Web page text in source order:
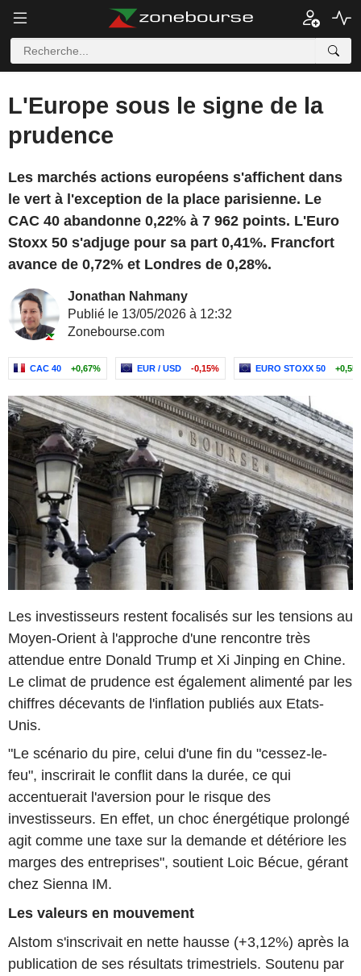
L'Europe sous le signe de la
prudence
Les marchés actions européens s'affichent dans
le vert à l'exception de la place parisienne. Le
CAC 40 abandonne 0,22% à 7 962 points. L'Euro
Stoxx 50 s'adjuge pour sa part 0,41%. Francfort
avance de 0,72% et Londres de 0,28%.
Jonathan Nahmany
Publié le 13/05/2026 à 12:32
Zonebourse.com
CAC 40 +0,67% EUR / USD -0,15% EURO STOXX 50
Les investisseurs restent focalisés sur les tensions au
Moyen-Orient à l'approche d'une rencontre très
attendue entre Donald Trump et Xi Jinping en Chine.
Le climat de prudence est également alimenté par les
chiffres décevants de l'inflation publiés aux Etats-
Unis.
"Le scénario du pire, celui d'une fin du "cessez-le-
feu", inscrirait le conflit dans la durée, ce qui
accentuerait l'aversion pour le risque des
investisseurs. En effet, un choc énergétique prolongé
agit comme une taxe sur la demande et détériore les
marges des entreprises", soutient Loic Bécue, gérant
chez Sienna IM.
Les valeurs en mouvement
Alstom s'inscrivait en nette hausse (+3,12%) après la
publication de ses résultats trimestriels. Soutenu par